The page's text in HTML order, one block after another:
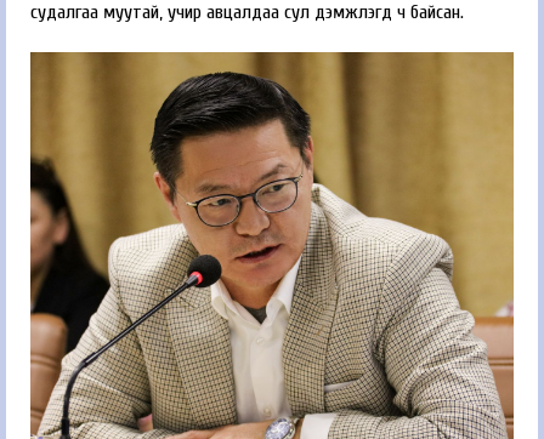
судалгаа муутай, учир авцалдаа сул дэмжлэгүүд ч байсан.